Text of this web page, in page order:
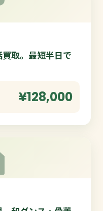
取。最短半日で
¥128,000